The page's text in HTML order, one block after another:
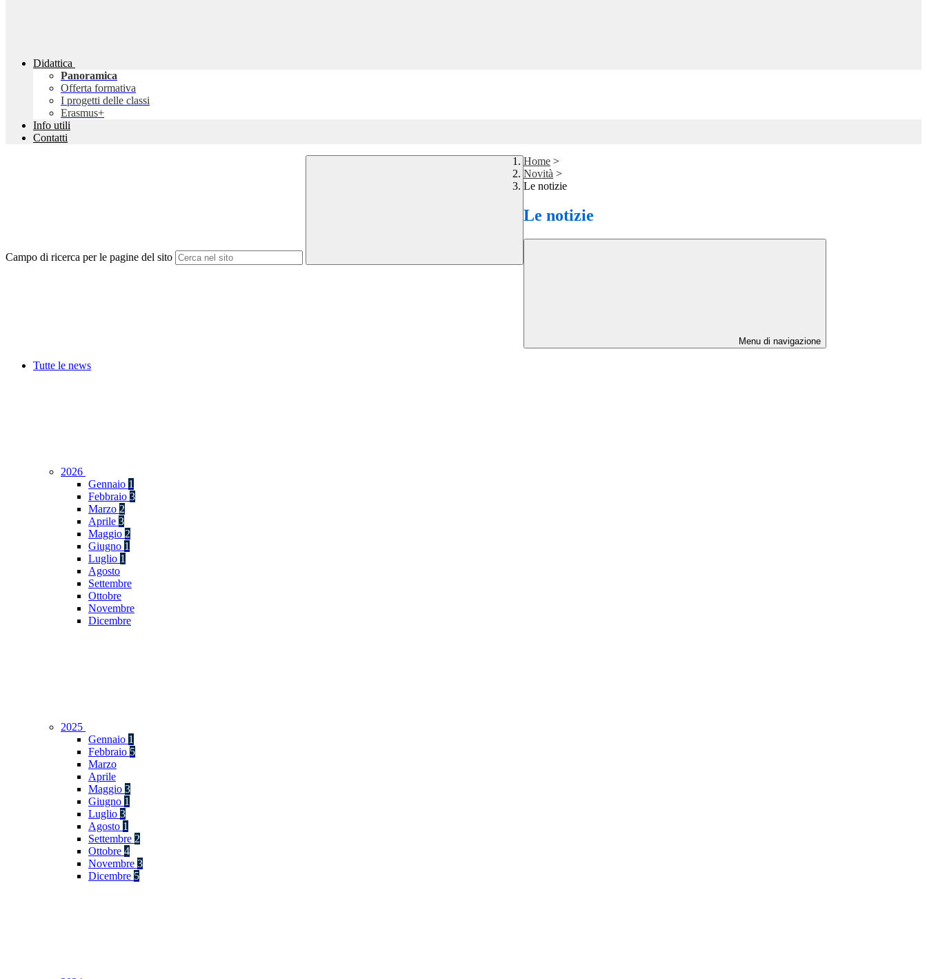
Didattica
Panoramica
Offerta formativa
I progetti delle classi
Erasmus+
Info utili
Contatti
Campo di ricerca per le pagine del sito
Home >
Novità >
Le notizie
Le notizie
Menu di navigazione
Tutte le news
2026
Gennaio 1
Febbraio 3
Marzo 2
Aprile 3
Maggio 2
Giugno 1
Luglio 1
Agosto
Settembre
Ottobre
Novembre
Dicembre
2025
Gennaio 1
Febbraio 5
Marzo
Aprile
Maggio 3
Giugno 1
Luglio 3
Agosto 1
Settembre 2
Ottobre 4
Novembre 3
Dicembre 5